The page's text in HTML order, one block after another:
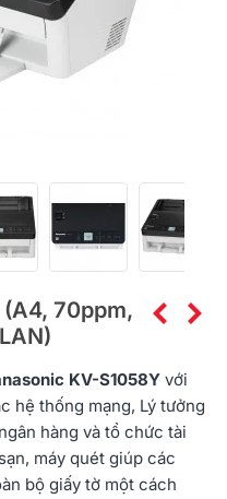
70ppm,
KV-S1058Y với
hệ thống mạng, Lý tưởng
hàng và tổ chức tài
máy quét giúp các
bộ giấy tờ một cách